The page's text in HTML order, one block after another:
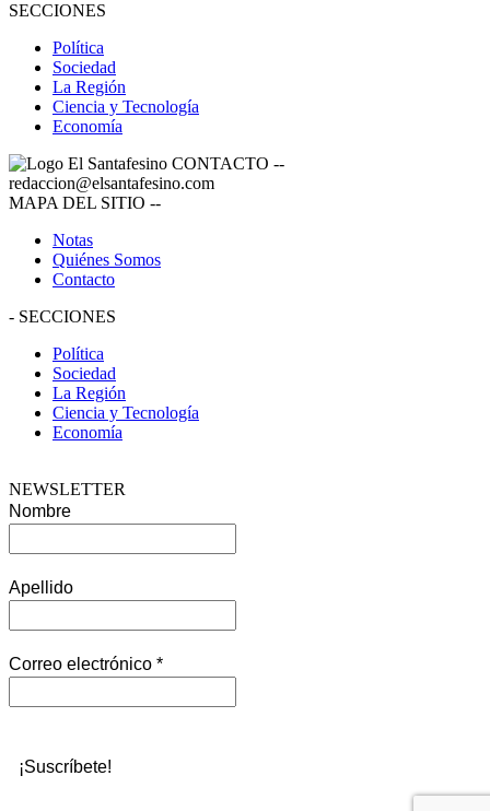
SECCIONES
Política
Sociedad
La Región
Ciencia y Tecnología
Economía
CONTACTO --
redaccion@elsantafesino.com
MAPA DEL SITIO --
Notas
Quiénes Somos
Contacto
- SECCIONES
Política
Sociedad
La Región
Ciencia y Tecnología
Economía
NEWSLETTER
Nombre
Apellido
Correo electrónico *